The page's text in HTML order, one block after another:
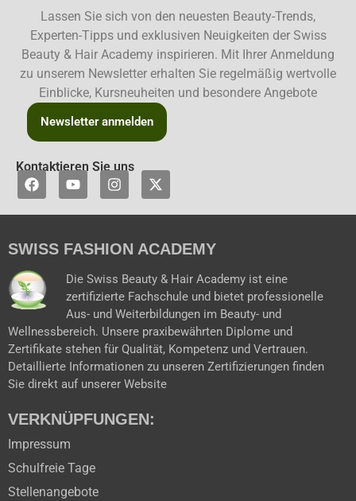
Lassen Sie sich von den neuesten Beauty-Trends,
Experten-Tipps und exklusiven Neuigkeiten der Swiss
Beauty & Hair Academy inspirieren. Mit Ihrer Anmeldung
zu unserem Newsletter erhalten Sie regelmäßig wertvolle
Einblicke, Kursneuheiten und besondere Angebote
Newsletter anmelden
Kontaktieren Sie uns
F
a
e
o
k
Y
o
t
b
I
n
t
g
a
m
X
-
w
t
e
r
SWISS FASHION ACADEMY
Die Swiss Beauty & Hair Academy ist eine
zertifizierte Fachschule und bietet professionelle
Aus- und Weiterbildungen im Beauty- und
Wellnessbereich. Unsere praxibewährten Diplome und
Zertifikate stehen für Qualität, Kompetenz und Vertrauen.
Detaillierte Informationen zu unseren Zertifizierungen finden
Sie direkt auf unserer Website
VERKNÜPFUNGEN:
Impressum
Schulfreie Tage
Stellenangebote